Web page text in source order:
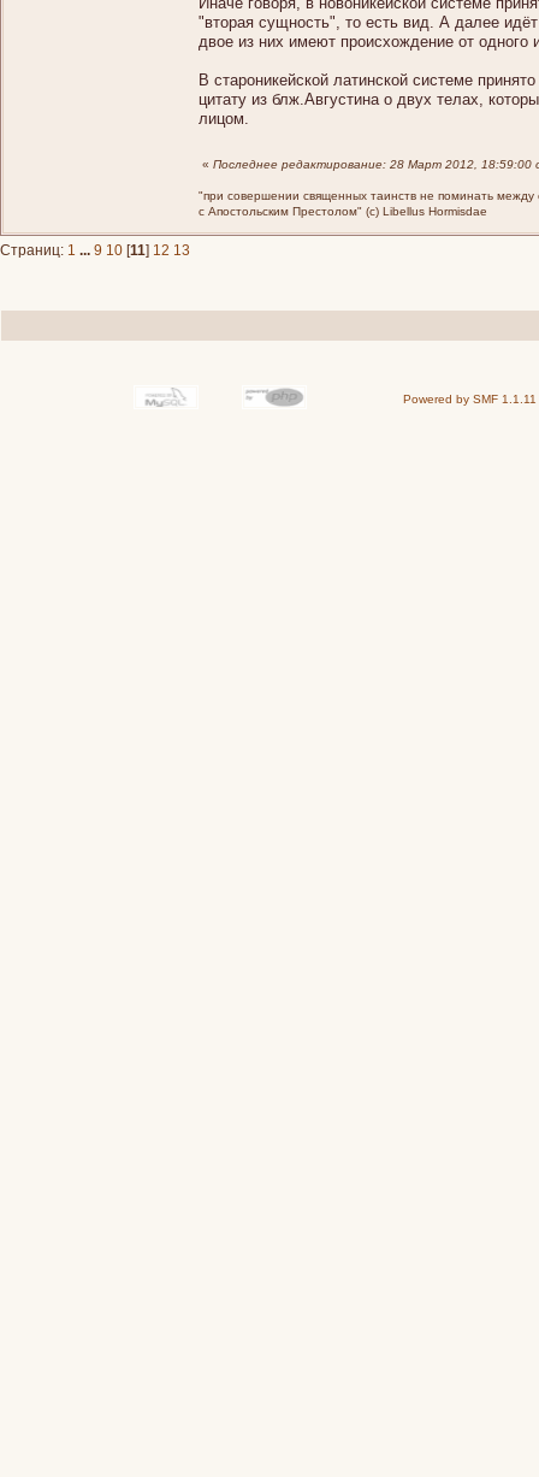
"вторая сущность", то есть вид. А далее
двое из них имеют происхождение от одного
В староникейской латинской системе
цитату из блж.Августина о двух телах,
лицом.
« Последнее редактирование: 28 Март 2012, 18:59:00
"при совершении священных таинств не поминать между
с Апостольским Престолом" (c) Libellus Hormisdae
Страниц: 1 ... 9 10 [11] 12 13
Powered by SMF 1.1.11